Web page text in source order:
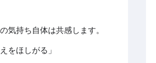
気持ち自体は共感します。
をほしがる」